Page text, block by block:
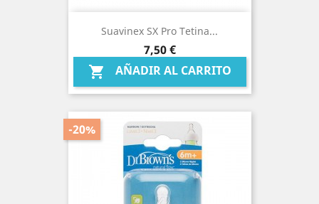
Suavinex SX Pro Tetina...
Precio
7,50 €
 AÑADIR AL CARRITO
-20%